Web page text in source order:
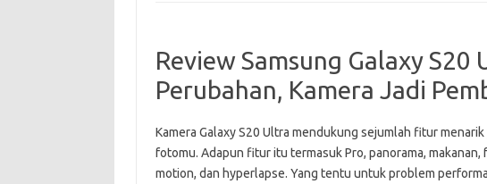
Review Samsung Galaxy S20
Perubahan, Kamera Jadi
Kamera Galaxy S20 Ultra mendukung sejumlah fitur
fotomu. Adapun fitur itu termasuk Pro, panorama,
motion, dan hyperlapse. Yang tentu untuk problem